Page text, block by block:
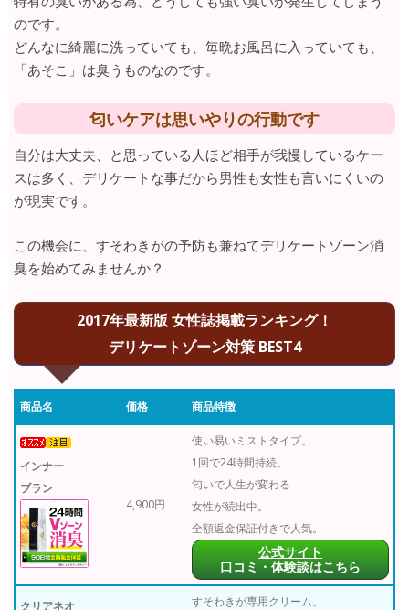
のです。
どんなに綺麗に洗っていても、毎晩お風呂に入っていても、
「あそこ」は臭うものなのです。
匂いケアは思いやりの行動です
自分は大丈夫、と思っている人ほど相手が我慢しているケー
スは多く、デリケートな事だから男性も女性も言いにくいの
が現実です。
この機会に、すそわきがの予防も兼ねてデリケートゾーン消
臭を始めてみませんか？
2017年最新版 女性誌掲載ランキング！
デリケートゾーン対策 BEST4
商品名 価格 商品特徴
インナー
ブラン
4,900円
使い易いミストタイプ。
1回で24時間持続。
匂いで人生が変わる
女性が続出中。
全額返金保証付きで人気。
公式サイト
口コミ・体験談はこちら
クリアネオ
すそわきが専用クリーム。